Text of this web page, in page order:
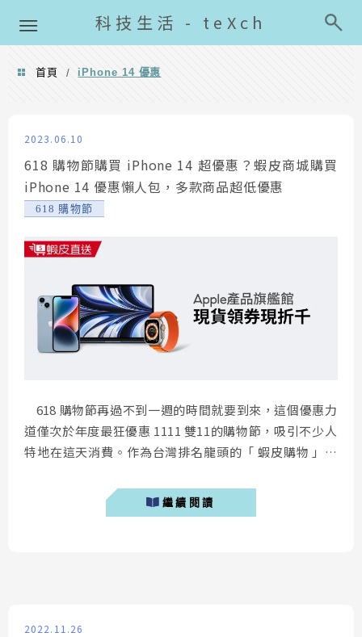
科技生活 - teXch
首頁 / iPhone 14 優惠
2023.06.10
618 購物節購買 iPhone 14 超優惠？蝦皮商城購買
iPhone 14 優惠懶人包，多款商品超低優惠
618 購物節
618 購物節再過不到一週的時間就要到來，這個優惠力
道僅次於年度最狂優惠 1111 雙11的購物節，吸引不少人
特地在這天消費。作為台灣排名龍頭的「 蝦皮購物 」，
iPhone 14 全系列的人，千萬別錯過上半年優惠最多
的 618 購物節，今天筆者要分享的是如何透過「 蝦皮購
繼續閱讀
2022.11.26